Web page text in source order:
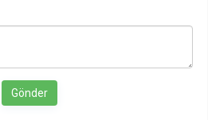
Gönder